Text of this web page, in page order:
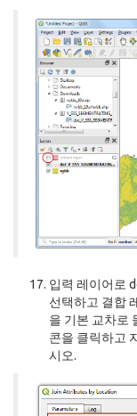
입력 레이어로
선택하고 결합
을 기본 교차로
콘을 클릭하고
시오.